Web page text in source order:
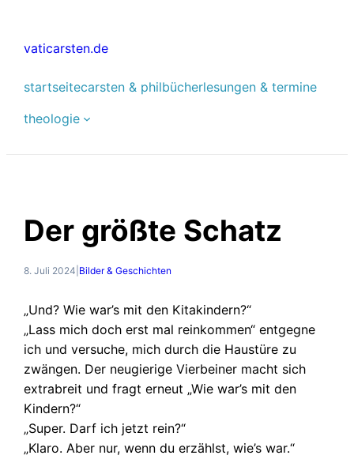
springen
vaticarsten.de
startseitecarsten & philbücherlesungen & termine
theologie
Der größte Schatz
8. Juli 2024 Bilder & Geschichten
„Und? Wie war’s mit den Kitakindern?“
„Lass mich doch erst mal reinkommen“ entgegne
ich und versuche, mich durch die Haustüre zu
zwängen. Der neugierige Vierbeiner macht sich
extrabreit und fragt erneut „Wie war’s mit den
Kindern?“
„Super. Darf ich jetzt rein?“
„Klaro. Aber nur, wenn du erzählst, wie’s war.“